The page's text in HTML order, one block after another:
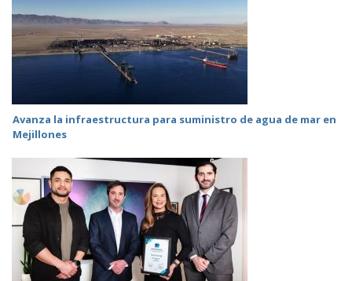
Avanza la infraestructura para suministro de agua de mar en
Mejillones